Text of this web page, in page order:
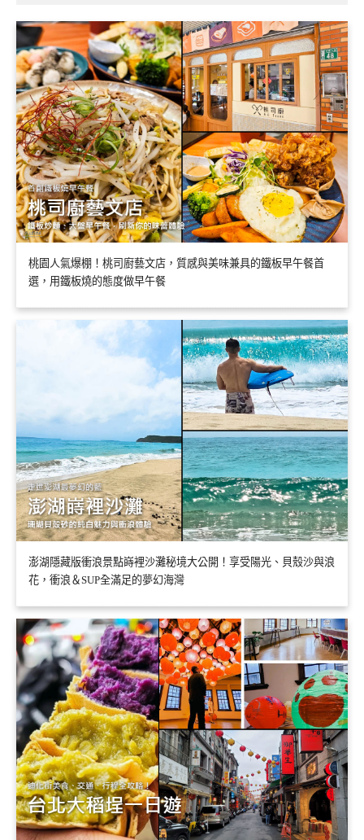
桃園人氣爆棚！桃司廚藝文店，質感與美味兼具的鐵板早午餐首
選，用鐵板燒的態度做早午餐
澎湖隱藏版衝浪景點嵵裡沙灘秘境大公開！享受陽光、貝殼沙與浪
花，衝浪＆SUP全滿足的夢幻海灣